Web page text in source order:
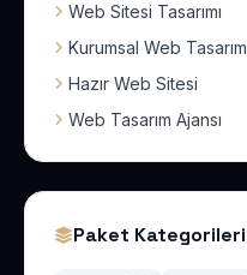
Web Sitesi Tasarımı
Kurumsal Web Tasarım
Hazır Web Sitesi
Web Tasarım Ajansı
Paket Kategorileri